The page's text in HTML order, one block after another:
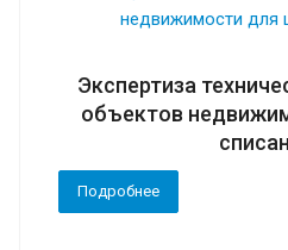
Экспертиза
объектов
Подробнее